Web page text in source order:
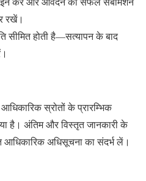
रखें।
होती है—सत्यापन के बाद
स्रोतों के प्रारम्भिक
है। अंतिम और विस्तृत जानकारी के
आधिकारिक अधिसूचना का संदर्भ लें।